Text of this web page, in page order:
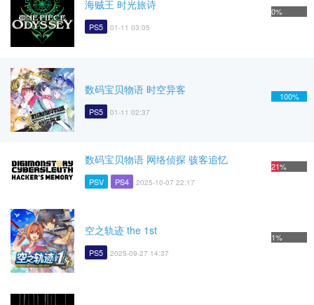
海贼王 时光旅诗
PS5 01-11 03:05
0%
数码宝贝物语 时空异客
PS5 01-11 02:37
100%
数码宝贝物语 网络侦探 骇客追忆
PSV PS4 2025-10-07 22:17
21%
空之轨迹 the 1st
PS5 2025-09-27 14:37
1%